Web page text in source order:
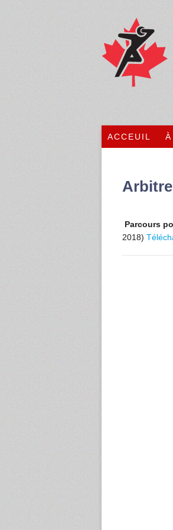
ACCEUIL
Arbitre
Parcours
2018)